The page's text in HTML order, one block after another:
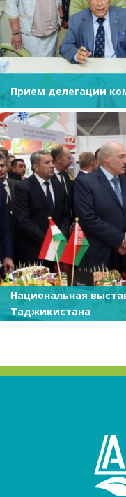
Прием делегации
Национальная
Таджикистана